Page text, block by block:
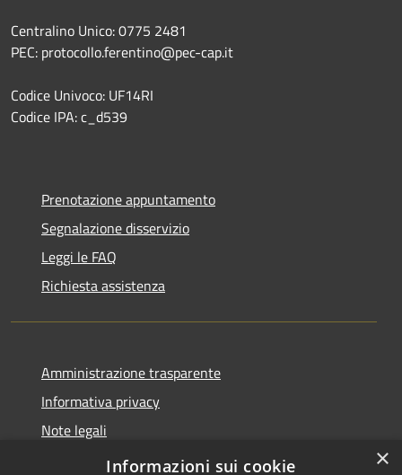
Centralino Unico: 0775 2481
PEC: protocollo.ferentino@pec-cap.it
Codice Univoco: UF14RI
Codice IPA: c_d539
Prenotazione appuntamento
Segnalazione disservizio
Leggi le FAQ
Richiesta assistenza
Amministrazione trasparente
Informativa privacy
Note legali
Dichiarazione di accessibilità
×
Informazioni sui cookie